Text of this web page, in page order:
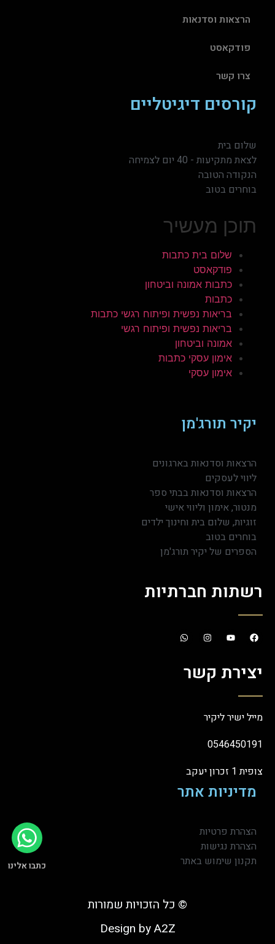
הרצאות וסדנאות
פודקאסט
צרו קשר
קורסים דיגיטליים
שלום בית
לצאת מתקיעות - 40 יום לצמיחה
הנקודה הטובה
בוחרים בטוב
תוכן מעשיר
שלום בית כתבות
פודקאסט
כתבות אמונה וביטחון
כתבות
בריאות נפשית ופיתוח רגשי כתבות
בריאות נפשית ופיתוח רגשי
אמונה וביטחון
אימון עסקי כתבות
אימון עסקי
יקיר תורג'מן
הרצאות וסדנאות בארגונים
ליווי לעסקים
הרצאות וסדנאות בבתי ספר
מנטור, אימון וליווי אישי
זוגיות, שלום בית וחינוך ילדים
בוחרים בטוב
הספרים של יקיר תורג'מן
רשתות חברתיות
כתבו אלינו
יצירת קשר
מייל ישיר ליקיר
0546450191
צופית 1 זכרון יעקב
מדיניות אתר
הצהרת פרטיות
הצהרת נגישות
תקנון שימוש באתר
© כל הזכויות שמורות
Design by A2Z